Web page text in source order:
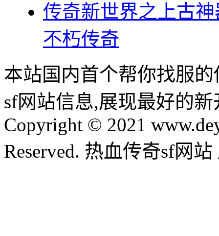
传奇新世界之上古
不朽传奇
本站国内首个帮你找服
sf网站信息,展现最好的
Copyright © 2021
Reserved. 热血传奇sf网